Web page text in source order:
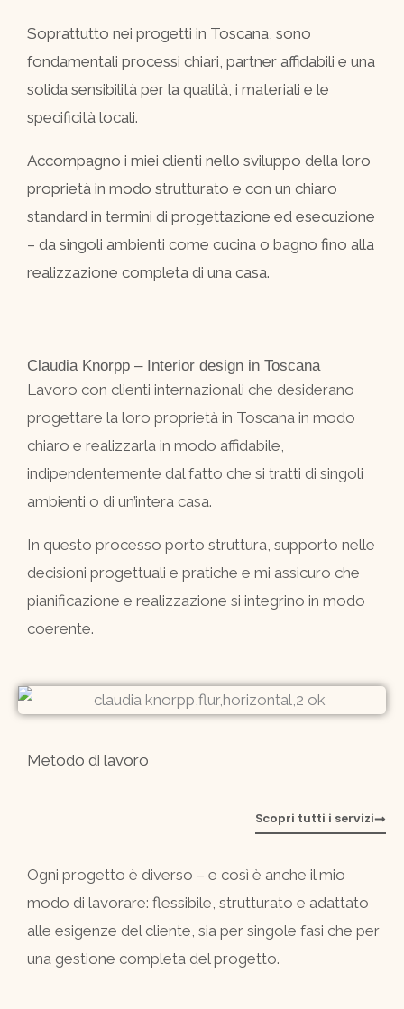
Soprattutto nei progetti in Toscana, sono
fondamentali processi chiari, partner affidabili e una
solida sensibilità per la qualità, i materiali e le
specificità locali.
Accompagno i miei clienti nello sviluppo della loro
proprietà in modo strutturato e con un chiaro
standard in termini di progettazione ed esecuzione
– da singoli ambienti come cucina o bagno fino alla
realizzazione completa di una casa.
Claudia Knorpp – Interior design in Toscana
Lavoro con clienti internazionali che desiderano
progettare la loro proprietà in Toscana in modo
chiaro e realizzarla in modo affidabile,
indipendentemente dal fatto che si tratti di singoli
ambienti o di un’intera casa.
In questo processo porto struttura, supporto nelle
decisioni progettuali e pratiche e mi assicuro che
pianificazione e realizzazione si integrino in modo
coerente.
Metodo di lavoro
Scopri tutti i servizi
Ogni progetto è diverso – e così è anche il mio
modo di lavorare: flessibile, strutturato e adattato
alle esigenze del cliente, sia per singole fasi che per
una gestione completa del progetto.